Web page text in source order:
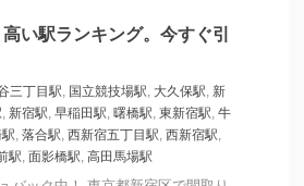
い駅ランキング。今すぐ引
三丁目駅, 国立競技場駅, 大久保駅, 新
, 新宿駅, 早稲田駅, 曙橋駅, 東新宿駅, 牛
, 落合駅, 西新宿五丁目駅, 西新宿駅,
駅, 面影橋駅, 高田馬場駅